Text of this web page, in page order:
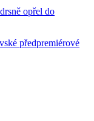
opřel do
předpremiérové